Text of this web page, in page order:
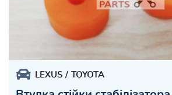
LEXUS TOYOTA